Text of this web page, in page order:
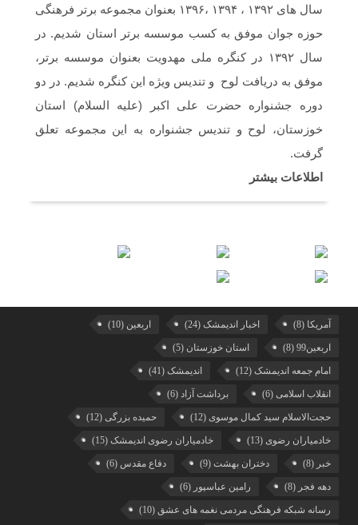
سلام خسته نباشین فایل صوتی بیکلام سرود
حجاب فاطمی رو می خواستم .(دختران
سال های ۱۳۹۲ ، ۱۳۹۴ ،۱۳۹۶ بعنوان مجموعه برتر فرهنگی
حوزه جوان موفق به کسب موسسه برتر استان شدیم. در
سال ۱۳۹۲ در کنگره ملی مهدویت بعنوان موسسه برتر،
موفق به دریافت لوح و تندیس ویژه این کنگره شدیم. در دو
دوره جشنواره حضرت علی اکبر (علیه السلام) استان
خوزستان، لوح و تندیس جشنواره به این مجموعه تعلق
گرفت.
اطلاعات بیشتر
آمریکا (8) اخبار اندیمشک (24) اربعین (10)
اربعین99 (8) استان خوزستان (5)
امام جمعه اندیمشک (12) اندیمشک (41)
انقلاب اسلامی (6) برداشت آزاد (6)
حجت‌الاسلام سید کمال موسوی (12) حمیده بزرگی (12)
خادمیاران رضوی (13) خادمیاران رضوی اندیمشک (15)
خبر (8) دختران بهشت (9) دفاع مقدس (6)
دهه فجر (8) رامین عباسپور (6)
رسانه شبکه فرهنگی مردمی نغمه های عشق (10)